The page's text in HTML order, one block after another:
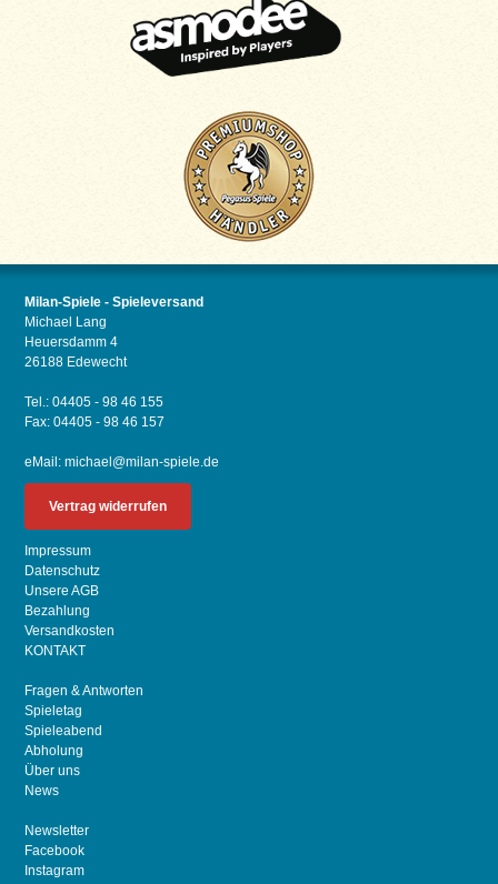
Milan-Spiele - Spieleversand
Michael Lang
Heuersdamm 4
26188 Edewecht
Tel.: 04405 - 98 46 155
Fax: 04405 - 98 46 157
eMail:michael@milan-spiele.de
Vertrag widerrufen
Impressum
Datenschutz
Unsere AGB
Bezahlung
Versandkosten
KONTAKT
Fragen & Antworten
Spieletag
Spieleabend
Abholung
Über uns
News
Newsletter
Facebook
Instagram